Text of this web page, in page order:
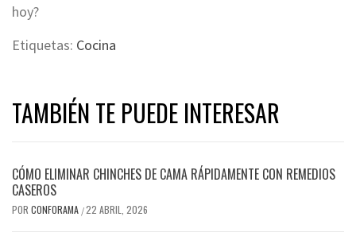
hoy?
Etiquetas: Cocina
TAMBIÉN TE PUEDE INTERESAR
CÓMO ELIMINAR CHINCHES DE CAMA RÁPIDAMENTE CON REMEDIOS
CASEROS
POR CONFORAMA /22 ABRIL, 2026